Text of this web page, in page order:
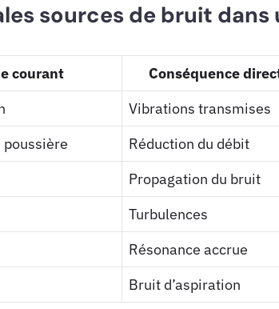
sources de bruit
courant Conséquence
Vibrations transmises
Réduction du débit
Propagation du bruit
Turbulences
Résonance accrue
Bruit d’aspiration